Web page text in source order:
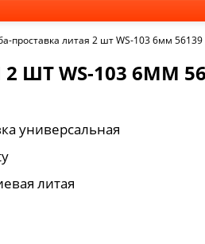
проставка литая 2 шт WS-103 6мм 56139
ШТ WS-103 6ММ
универсальная
литая